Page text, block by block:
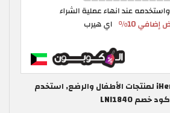
كوبون اي هيرب iHerb لمنتجات الأطفال والرضع, استخدم
كود خصم LNI1840